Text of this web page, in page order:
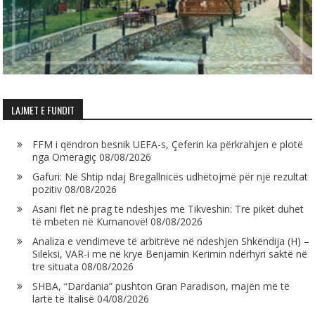
LAJMET E FUNDIT
FFM i qëndron besnik UEFA-s, Çeferin ka përkrahjen e plotë
nga Omeragiç 08/08/2026
Gafuri: Në Shtip ndaj Bregallnicës udhëtojmë për një rezultat
pozitiv 08/08/2026
Asani flet në prag të ndeshjes me Tikveshin: Tre pikët duhet
të mbeten në Kumanovë! 08/08/2026
Analiza e vendimeve të arbitrëve në ndeshjen Shkëndija (H) –
Sileksi, VAR-i me në krye Benjamin Kerimin ndërhyri saktë në
tre situata 08/08/2026
SHBA, “Dardania” pushton Gran Paradison, majën më të
lartë të Italisë 04/08/2026